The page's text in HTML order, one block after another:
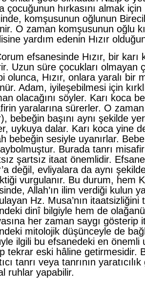
çocuğunun hırkasını almak
komşusunun oğlunun
O zaman komşusunun oğlu
yardım edenin Hızır
efsanesinde Hızır, bir karı
Uzun süre çocukları olmayan
olunca, Hızır, onlara yaralı bir
Adam, iyileşebilmesi için
olacağını söyler. Karı koca
yaralarına sürerler. O
bebeğin başını aynı şekilde
uykuya dalar. Karı koca yine
bebeğin sesiyle uyanırlar.
Burada tanrı misafiri
şartsız itaat önemlidir.
değil, evliyalara da aynı
vurgulanır. Bu durum, hem
Allah’ın ilim verdiği kulun
Hz. Musa’nın itaatsizliğini
dinî bilgiyle hem de
her zaman saygı gösterip
mitolojik düşünceyle de
ilgili bu efsanedeki en önemli
tekrar eski hâline getirmesidir.
tanrı veya tanrının
ruhlar yapabilir.